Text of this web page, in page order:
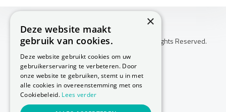
Copyright © 2026 Huis Voor Gezondheid. All Rights Reserved.
Klachtenprocedure
Annuleringsvoorwaarden
-
-
×
Deze website maakt
gebruik van cookies.
Deze website gebruikt cookies om uw
gebruikerservaring te verbeteren. Door
onze website te gebruiken, stemt u in met
alle cookies in overeenstemming met ons
Cookiebeleid. Lees verder